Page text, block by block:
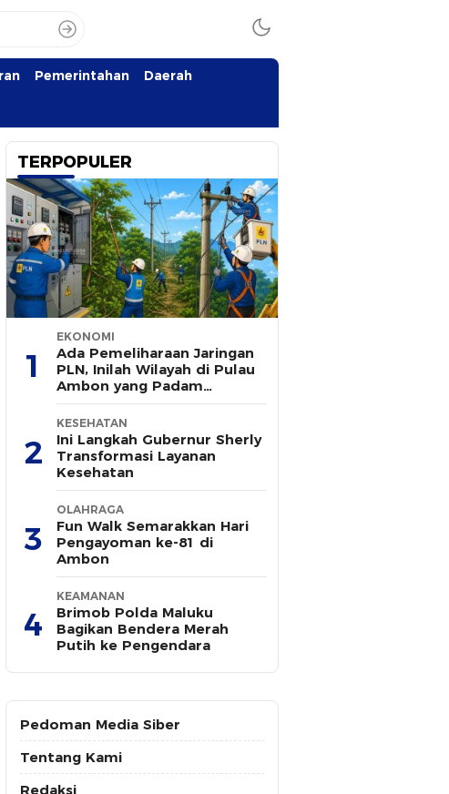
Pemerintahan Daerah
TERPOPULER
1
EKONOMI
Ada Pemeliharaan Jaringan
PLN, Inilah Wilayah di Pulau
Ambon yang Padam
Sementara 8 Agustus 2026
2
KESEHATAN
Ini Langkah Gubernur Sherly
Transformasi Layanan
Kesehatan
3
OLAHRAGA
Fun Walk Semarakkan Hari
Pengayoman ke-81 di
Ambon
4
KEAMANAN
Brimob Polda Maluku
Bagikan Bendera Merah
Putih ke Pengendara
Pedoman Media Siber
Tentang Kami
Redaksi